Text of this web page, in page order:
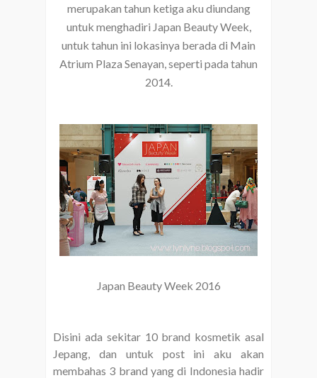
merupakan tahun ketiga aku diundang
untuk menghadiri Japan Beauty Week,
untuk tahun ini lokasinya berada di Main
Atrium Plaza Senayan, seperti pada tahun
2014.
Japan Beauty Week 2016
Disini ada sekitar 10 brand kosmetik asal
Jepang, dan untuk post ini aku akan
membahas 3 brand yang di Indonesia hadir